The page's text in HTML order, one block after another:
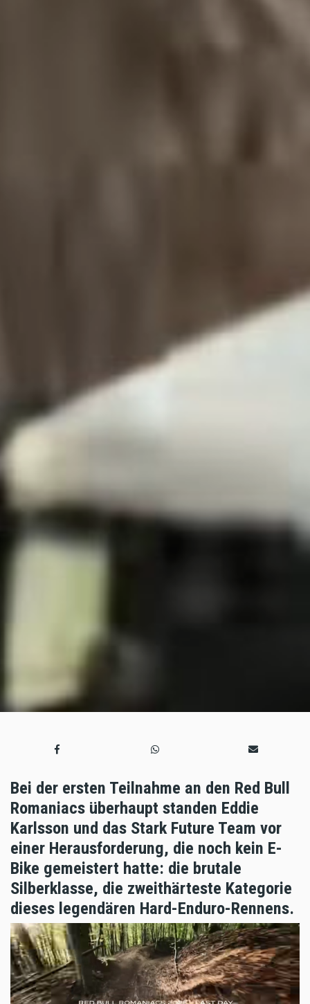
Bei der ersten Teilnahme an den Red Bull
Romaniacs überhaupt standen Eddie
Karlsson und das Stark Future Team vor
einer Herausforderung, die noch kein E-
Bike gemeistert hatte: die brutale
Silberklasse, die zweithärteste Kategorie
dieses legendären Hard-Enduro-Rennens.